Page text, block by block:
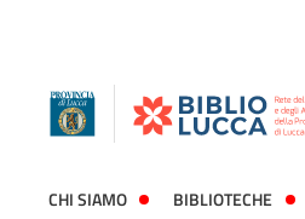
CHI SIAMO BIBLIOTECHE